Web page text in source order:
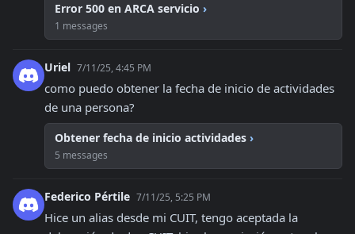
Error 500 en ARCA servicio ›
1 messages
Uriel 7/11/25, 4:45 PM
como puedo obtener la fecha de inicio de actividades
de una persona?
Obtener fecha de inicio actividades ›
5 messages
Federico Pértile 7/11/25, 5:25 PM
Hice un alias desde mi CUIT, tengo aceptada la